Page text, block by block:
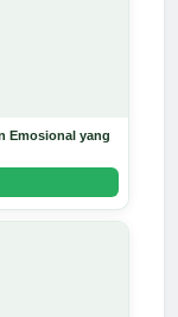
Emosional yang